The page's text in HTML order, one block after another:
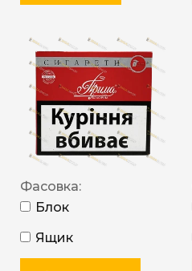
Фасовка:
Блок
Ящик